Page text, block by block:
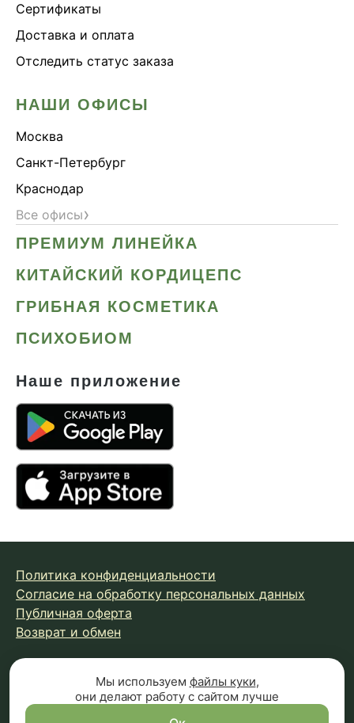
Сертификаты
Доставка и оплата
Отследить статус заказа
НАШИ ОФИСЫ
Москва
Санкт-Петербург
Краснодар
Все офисы›
ПРЕМИУМ ЛИНЕЙКА
КИТАЙСКИЙ КОРДИЦЕПС
ГРИБНАЯ КОСМЕТИКА
ПСИХОБИОМ
Наше приложение
Политика конфиденциальности
Согласие на обработку персональных данных
Публичная оферта
Возврат и обмен
© 2026 Fungiline — зарегистрированная торговая марка.
Копирование материалов с сайта запрещено.
Вся информация на сайте носит справочный характер и
Мы используем файлы куки,
они делают работу с сайтом лучше